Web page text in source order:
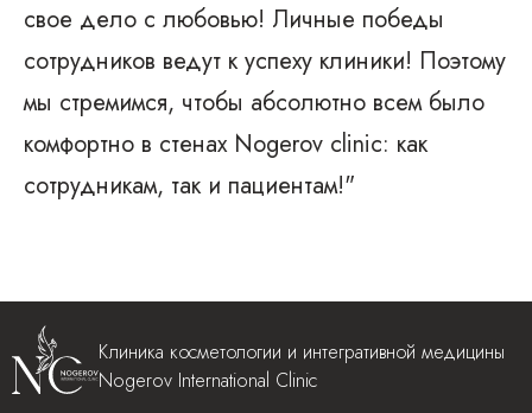
свое дело с любовью! Личные победы
сотрудников ведут к успеху клиники! Поэтому
мы стремимся, чтобы абсолютно всем было
комфортно в стенах Nogerov clinic: как
сотрудникам, так и пациентам!"
Клиника косметологии и интегративной медицины
Nogerov International Clinic